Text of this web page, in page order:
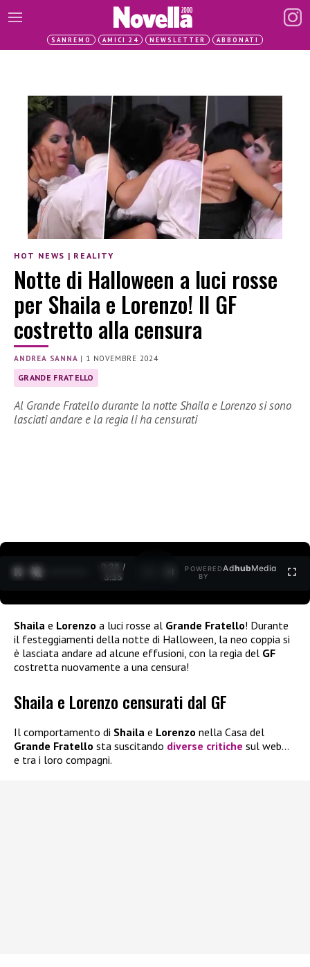
SANREMO AMICI 24 NEWSLETTER ABBONATI
HOT NEWS | REALITY
Notte di Halloween a luci rosse
per Shaila e Lorenzo! Il GF
costretto alla censura
ANDREA SANNA | 1 NOVEMBRE 2024
GRANDE FRATELLO
Al Grande Fratello durante la notte Shaila e Lorenzo si sono
lasciati andare e la regia li ha censurati
0:29 /
3:35
POWERED
BY
AdhubMedia
Shaila e Lorenzo a luci rosse al Grande Fratello! Durante
il festeggiamenti della notte di Halloween, la neo coppia si
è lasciata andare ad alcune effusioni, con la regia del GF
costretta nuovamente a una censura!
Shaila e Lorenzo censurati dal GF
Il comportamento di Shaila e Lorenzo nella Casa del
Grande Fratello sta suscitando diverse critiche sul web…
e tra i loro compagni.